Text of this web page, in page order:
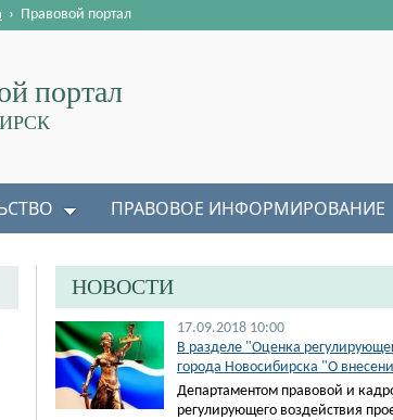
портал
› Правовой портал
ПРАВОВОЕ ИНФОРМИРОВАНИЕ
НОВОСТИ
17.09.2018 10:00
В разделе "Оценка
города Новосибирска "О
Департаментом правовой и
регулирующего воздействия